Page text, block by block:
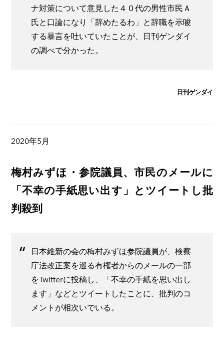
ナ対策について意見した４０代の男性市民Ａ
氏と口論になり「辞めたるわ」と辞職を示唆
する暴言を吐いていたことが、日刊ゲンダイ
の調べで分かった。
日刊ゲンダイ
2020年5月
梅村みずほ・参院議員、市民のメールに
「不幸の手紙思い出す」とツイートし批
判殺到
日本維新の会の梅村みずほ参院議員が、検察
庁法改正案を巡る有権者からのメールの一部
をTwitterに投稿し、「不幸の手紙を思い出し
ます」などとツイートしたことに、批判のコ
メントが相次いでいる。